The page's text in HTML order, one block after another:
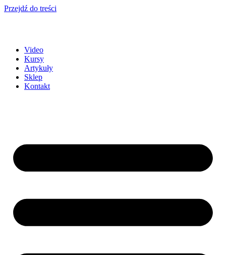
Przejdź do treści
Video
Kursy
Artykuły
Sklep
Kontakt